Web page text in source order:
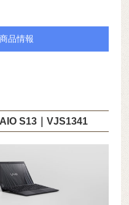
品情報
S13 ｜VJS1341